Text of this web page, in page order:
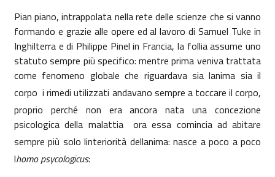
Pian piano, intrappolata nella rete delle scienze che si vanno
formando e grazie alle opere ed al lavoro di Samuel Tuke in
Inghilterra e di Philippe Pinel in Francia, la follia assume uno
statuto sempre più specifico: mentre prima veniva trattata
come fenomeno globale che riguardava sia lanima sia il
corpo  i rimedi utilizzati andavano sempre a toccare il corpo,
proprio perché non era ancora nata una concezione
psicologica della malattia  ora essa comincia ad abitare
sempre più solo linteriorità dellanima: nasce a poco a poco
lhomo psycologicus: